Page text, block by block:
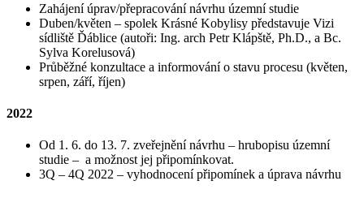
Zahájení úprav/přepracování návrhu územní studie
Duben/květen – spolek Krásné Kobylisy představuje Vizi
sídliště Ďáblice (autoři: Ing. arch Petr Klápště, Ph.D., a Bc.
Sylva Korelusová)
Průběžné konzultace a informování o stavu procesu (květen,
srpen, září, říjen)
2022
Od 1. 6. do 13. 7. zveřejnění návrhu – hrubopisu územní
studie – a možnost jej připomínkovat.
3Q – 4Q 2022 – vyhodnocení připomínek a úprava návrhu